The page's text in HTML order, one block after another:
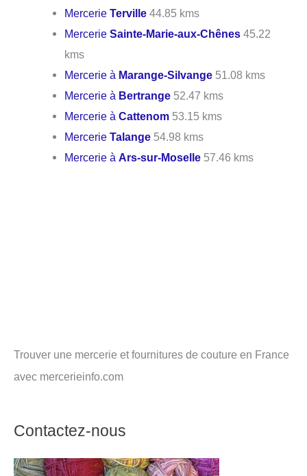
MercerieTerville 44.85 kms
MercerieSainte-Marie-aux-Chênes 45.22
kms
Mercerie à Marange-Silvange 51.08 kms
Mercerie à Bertrange 52.47 kms
Mercerie àCattenom 53.15 kms
MercerieTalange 54.98 kms
Mercerie àArs-sur-Moselle 57.46 kms
Trouver une mercerie et fournitures de couture en France
avec mercerieinfo.com
Contactez-nous